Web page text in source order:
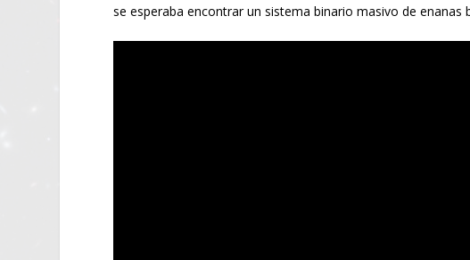
se esperaba encontrar un sistema binario masivo de enanas